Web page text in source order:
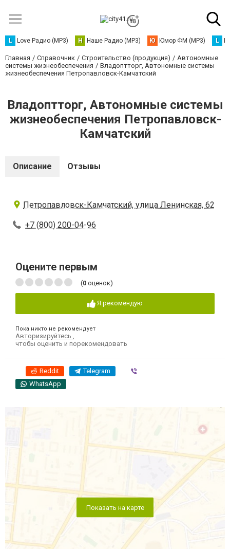
L Love Радио (MP3) Н Наше Радио (MP3) Ю Юмор ФМ (MP3) L
Главная Справочник Строительство (продукция)
Автономные
системы жизнеобеспечения
Владоптторг, Автономные системы
жизнеобеспечения Петропавловск-Камчатский
Владоптторг, Автономные системы
жизнеобеспечения Петропавловск-
Камчатский
Описание Отзывы
Петропавловск-Камчатский, улица Ленинская, 62
+7 (800) 200-04-96
Оцените первым
(0 оценок)
Я рекомендую
Пока никто не рекомендует
Авторизируйтесь
чтобы оценить и порекомендовать
Reddit Telegram
WhatsApp
Показать на карте